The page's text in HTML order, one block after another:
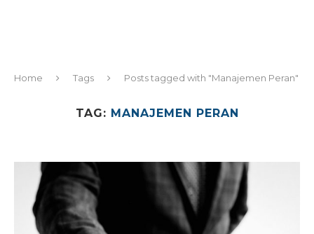
Home Tags Posts tagged with "Manajemen Peran"
TAG: MANAJEMEN PERAN